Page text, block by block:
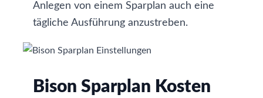
Anlegen von einem Sparplan auch eine
tägliche Ausführung anzustreben.
Bison Sparplan Kosten